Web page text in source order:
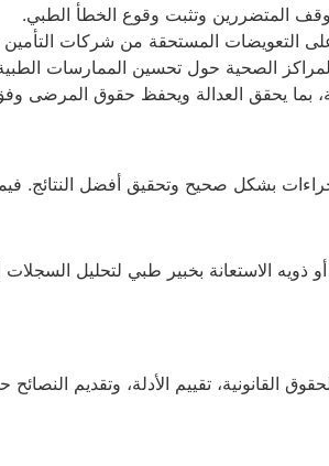
المتضررين وتثبت وقوع الخطأ الطبي.
المستحقة من شركات التأمين
الصحية حول تحسين الممارسات
بما يحقق العدالة ويحفظ حقوق المرضى
بشكل صحيح وتحقيق أفضل النتائج. فيما
الاستعانة بخبير طبي لتحليل
تقييم الأدلة، وتقديم النصائح